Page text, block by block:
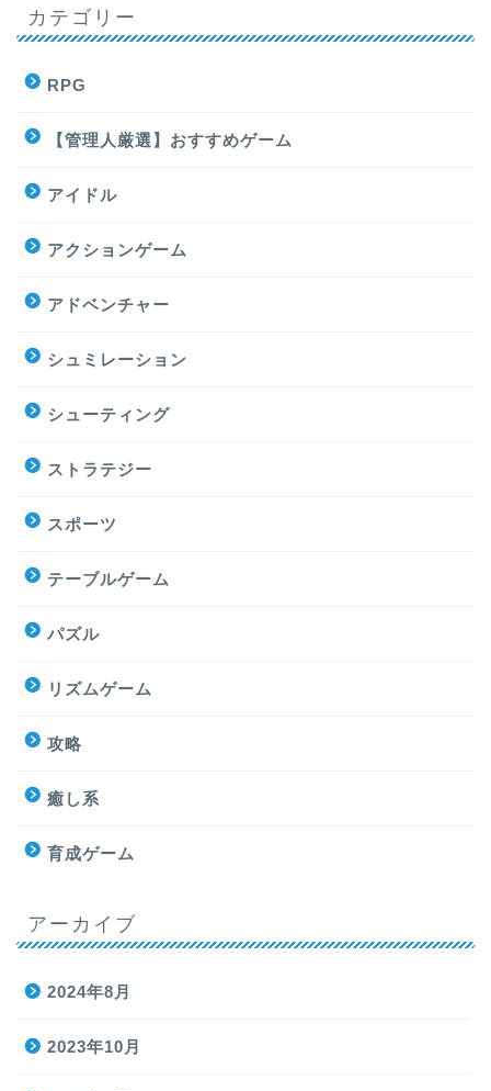
カテゴリー
RPG
【管理人厳選】おすすめゲーム
アイドル
アクションゲーム
アドベンチャー
シュミレーション
シューティング
ストラテジー
スポーツ
テーブルゲーム
パズル
リズムゲーム
攻略
癒し系
育成ゲーム
アーカイブ
2024年8月
2023年10月